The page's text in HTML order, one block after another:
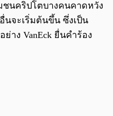
นคริปโตบางคนคาดหวัง
อื่นจะเริ่มต้นขึ้น ซึ่งเป็น
าง VanEck ยื่นคำร้อง